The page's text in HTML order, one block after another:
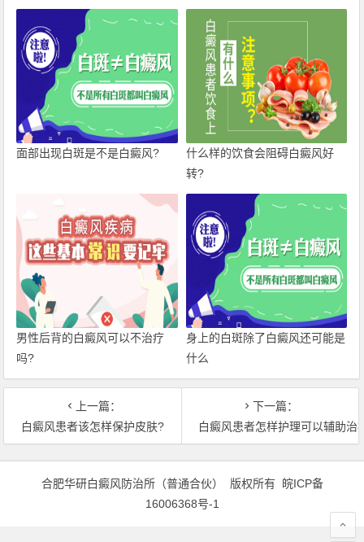
面部出现白斑是不是白癜风?
什么样的饮食会阻碍白癜风好
转?
男性后背的白癜风可以不治疗
吗?
身上的白斑除了白癜风还可能是
什么
上一篇：
白癜风患者该怎样保护皮肤?
下一篇：
白癜风患者怎样护理可以辅助治
合肥华研白癜风防治所（普通合伙） 版权所有 皖ICP备
16006368号-1